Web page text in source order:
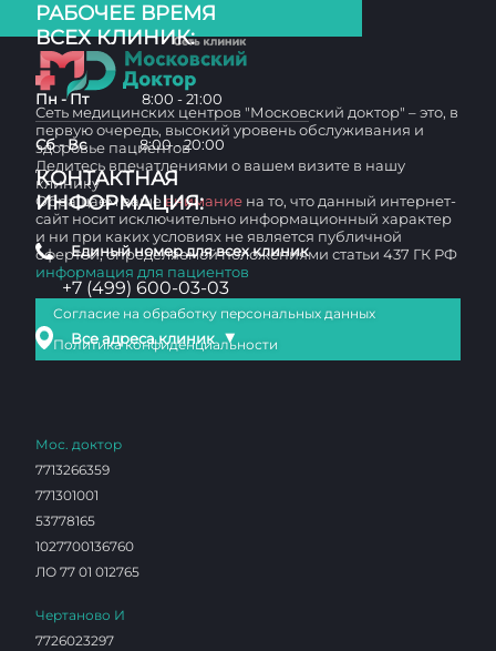
РАБОЧЕЕ ВРЕМЯ
ВСЕХ КЛИНИК:
Пн - Пт 8:00 - 21:00
Сб - Вс 8:00 - 20:00
КОНТАКТНАЯ
ИНФОРМАЦИЯ:
Единый номер для всех клиник
+7 (499) 600-03-03
Все адреса клиник ▼
Сеть медицинских центров "Московский доктор" – это, в
первую очередь, высокий уровень обслуживания и
здоровье пациентов
Делитесь впечатлениями о вашем визите в нашу
клинику
Обращаем вашевнимание на то, что данный интернет-
сайт носит исключительно информационный характер
и ни при каких условиях не является публичной
офертой, определяемой положениями статьи 437 ГК РФ
информация для пациентов
Согласие на обработку персональных данных
Политика конфиденциальности
Мос. доктор
7713266359
771301001
53778165
1027700136760
ЛО 77 01 012765
Чертаново И
7726023297